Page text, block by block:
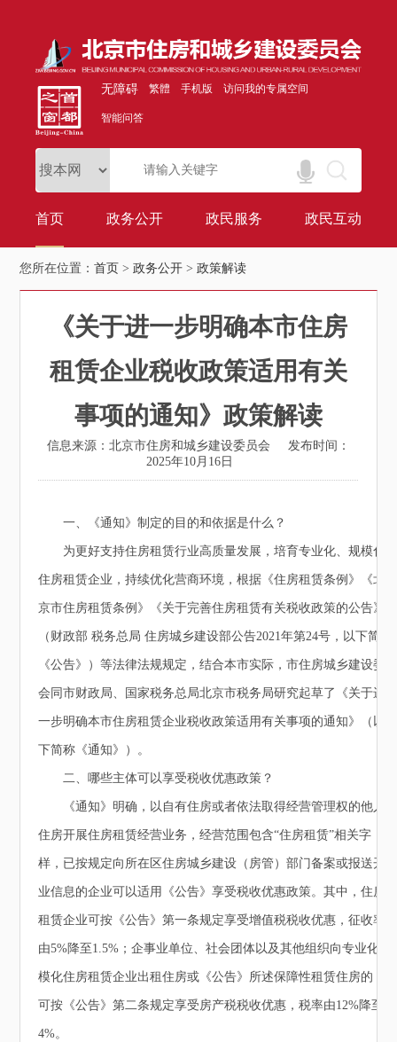
无障碍 繁體 手机版 访问我的专属空间
智能问答
首页 政务公开 政民服务 政民互动
您所在位置：首页 >政务公开 >政策解读
《关于进一步明确本市住房
租赁企业税收政策适用有关
事项的通知》政策解读
信息来源：北京市住房和城乡建设委员会
发布时间：
2025年10月16日
一、《通知》制定的目的和依据是什么？
为更好支持住房租赁行业高质量发展，培育专业化、规模化
住房租赁企业，持续优化营商环境，根据《住房租赁条例》《北
京市住房租赁条例》《关于完善住房租赁有关税收政策的公告》
（财政部 税务总局 住房城乡建设部公告2021年第24号，以下简称
《公告》）等法律法规规定，结合本市实际，市住房城乡建设委
会同市财政局、国家税务总局北京市税务局研究起草了《关于进
一步明确本市住房租赁企业税收政策适用有关事项的通知》（以
下简称《通知》）。
二、哪些主体可以享受税收优惠政策？
《通知》明确，以自有住房或者依法取得经营管理权的他人
住房开展住房租赁经营业务，经营范围包含“住房租赁”相关字
样，已按规定向所在区住房城乡建设（房管）部门备案或报送开
业信息的企业可以适用《公告》享受税收优惠政策。其中，住房
租赁企业可按《公告》第一条规定享受增值税税收优惠，征收率
由5%降至1.5%；企事业单位、社会团体以及其他组织向专业化规
模化住房租赁企业出租住房或《公告》所述保障性租赁住房的，
可按《公告》第二条规定享受房产税税收优惠，税率由12%降至
4%。